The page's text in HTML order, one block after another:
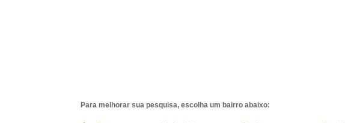
Para melhorar sua pesquisa, escolha um bairro abaixo: